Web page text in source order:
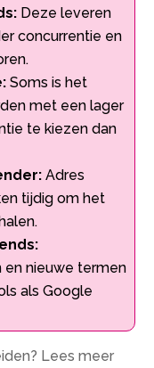
Deze leveren
concurrentie en
Soms is het
met een lager
te kiezen dan
Adres
tijdig om het
nieuwe termen
als Google
Lees meer